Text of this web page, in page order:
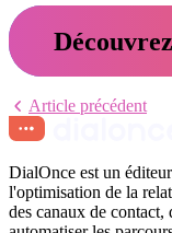
Article précédent
DialOnce est un
l'optimisation de la
des canaux de